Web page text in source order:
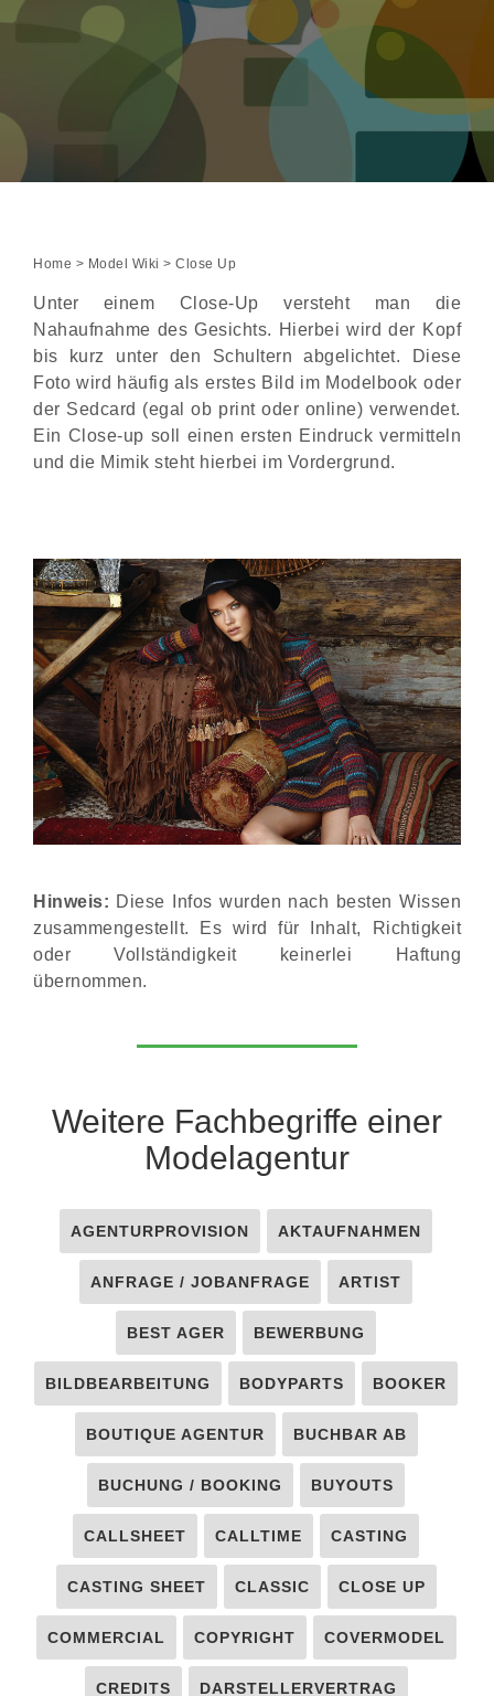
Home > Model Wiki > Close Up
Unter einem Close-Up versteht man die
Nahaufnahme des Gesichts. Hierbei wird der Kopf
bis kurz unter den Schultern abgelichtet. Diese
Foto wird häufig als erstes Bild im Modelbook oder
der Sedcard (egal ob print oder online) verwendet.
Ein Close-up soll einen ersten Eindruck vermitteln
und die Mimik steht hierbei im Vordergrund.
Hinweis: Diese Infos wurden nach besten Wissen
zusammengestellt. Es wird für Inhalt, Richtigkeit
oder Vollständigkeit keinerlei Haftung
übernommen.
Weitere Fachbegriffe einer
Modelagentur
AGENTURPROVISION AKTAUFNAHMEN
ANFRAGE / JOBANFRAGE ARTIST
BEST AGER BEWERBUNG
BILDBEARBEITUNG BODYPARTS BOOKER
BOUTIQUE AGENTUR BUCHBAR AB
BUCHUNG / BOOKING BUYOUTS
CALLSHEET CALLTIME CASTING
CASTING SHEET CLASSIC CLOSE UP
COMMERCIAL COPYRIGHT COVERMODEL
CREDITS DARSTELLERVERTRAG